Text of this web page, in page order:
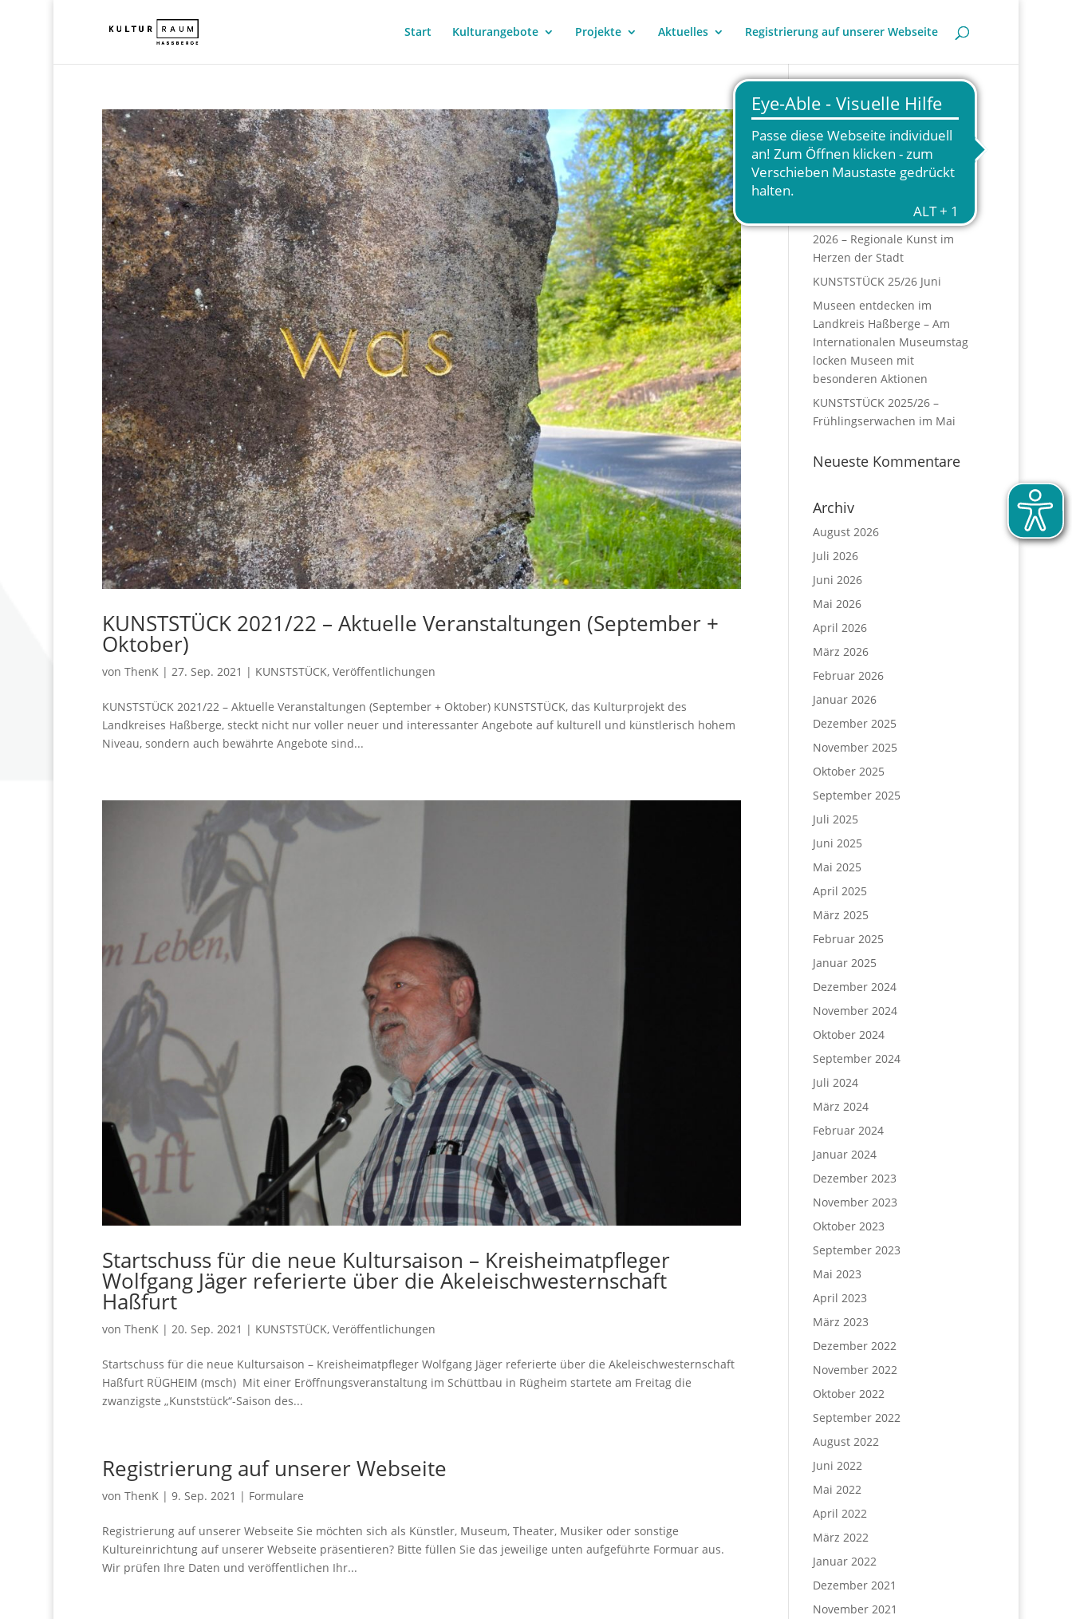
Start Kulturangebote Projekte Aktuelles Registrierung auf unserer Webseite
KUNSTSTÜCK 2021/22 – Aktuelle Veranstaltungen (September +
Oktober)
von ThenK| 27. Sep. 2021 | KUNSTSTÜCK, Veröffentlichungen
KUNSTSTÜCK 2021/22 – Aktuelle Veranstaltungen (September + Oktober) KUNSTSTÜCK, das Kulturprojekt des
Landkreises Haßberge, steckt nicht nur voller neuer und interessanter Angebote auf kulturell und künstlerisch hohem
Niveau, sondern auch bewährte Angebote sind...
Startschuss für die neue Kultursaison – Kreisheimatpfleger
Wolfgang Jäger referierte über die Akeleischwesternschaft
Haßfurt
von ThenK | 20. Sep. 2021 | KUNSTSTÜCK, Veröffentlichungen
Startschuss für die neue Kultursaison – Kreisheimatpfleger Wolfgang Jäger referierte über die Akeleischwesternschaft
Haßfurt RÜGHEIM (msch) Mit einer Eröffnungsveranstaltung im Schüttbau in Rügheim startete am Freitag die
zwanzigste „Kunststück“-Saison des...
Registrierung auf unserer Webseite
von ThenK | 9. Sep. 2021 | Formulare
Registrierung auf unserer Webseite Sie möchten sich als Künstler, Museum, Theater, Musiker oder sonstige
Kultureinrichtung auf unserer Webseite präsentieren? Bitte füllen Sie das jeweilige unten aufgeführte Formuar aus.
Wir prüfen Ihre Daten und veröffentlichen Ihr...
Neueste Beiträge
Haßfurter Künstlermarkt
2026 – Regionale Kunst im
Herzen der Stadt
KUNSTSTÜCK 25/26 Juni
Museen entdecken im
Landkreis Haßberge – Am
Internationalen Museumstag
locken Museen mit
besonderen Aktionen
KUNSTSTÜCK 2025/26 –
Frühlingserwachen im Mai
Neueste Kommentare
Archiv
August 2026
Juli 2026
Juni 2026
Mai 2026
April 2026
März 2026
Februar 2026
Januar 2026
Dezember 2025
November 2025
Oktober 2025
September 2025
Juli 2025
Juni 2025
Mai 2025
April 2025
März 2025
Februar 2025
Januar 2025
Dezember 2024
November 2024
Oktober 2024
September 2024
Juli 2024
März 2024
Februar 2024
Januar 2024
Dezember 2023
November 2023
Oktober 2023
September 2023
Mai 2023
April 2023
März 2023
Dezember 2022
November 2022
Oktober 2022
September 2022
August 2022
Juni 2022
Mai 2022
April 2022
März 2022
Januar 2022
Dezember 2021
November 2021